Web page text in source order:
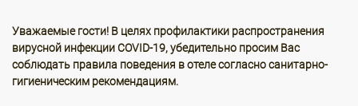
Уважаемые гости! В целях профилактики распространения
вирусной инфекции COVID-19, убедительно просим Вас
соблюдать правила поведения в отеле согласно санитарно-
гигиеническим рекомендациям.